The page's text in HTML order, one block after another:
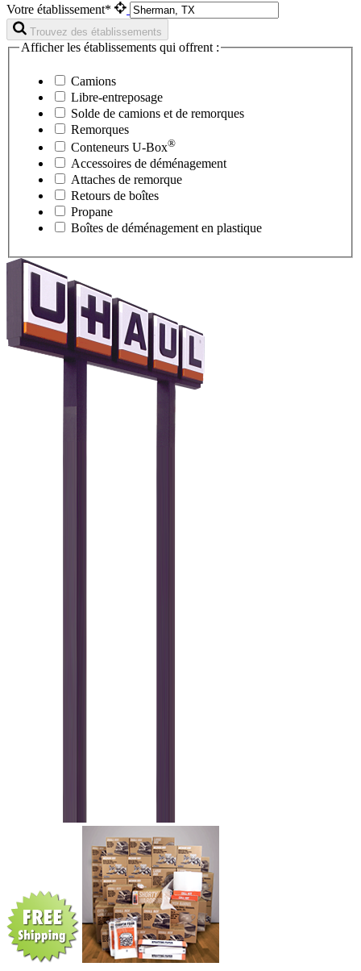
Votre établissement*
Trouvez des établissements
Afficher les établissements qui offrent :
Camions
Libre-entreposage
Solde de camions et de remorques
Remorques
Conteneurs U-Box®
Accessoires de déménagement
Attaches de remorque
Retours de boîtes
Propane
Boîtes de déménagement en plastique